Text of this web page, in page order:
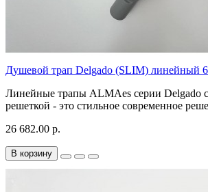
Душевой трап Delgado (SLIM) линейный
Линейные трапы ALMAes серии Delgado
решеткой - это стильное современное
26 682.00 р.
В корзину